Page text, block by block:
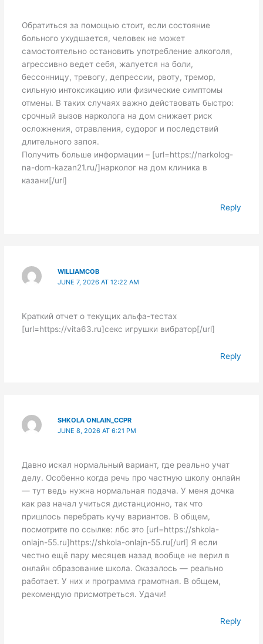
Обратиться за помощью стоит, если состояние
больного ухудшается, человек не может
самостоятельно остановить употребление алкоголя,
агрессивно ведет себя, жалуется на боли,
бессонницу, тревогу, депрессии, рвоту, тремор,
сильную интоксикацию или физические симптомы
отмены. В таких случаях важно действовать быстро:
срочный вызов нарколога на дом снижает риск
осложнения, отравления, судорог и последствий
длительного запоя.
Получить больше информации – [url=https://narkolog-
na-dom-kazan21.ru/]нарколог на дом клиника в
казани[/url]
Reply
WILLIAMCOB
JUNE 7, 2026 AT 12:22 AM
Краткий отчет о текущих альфа-тестах
[url=https://vita63.ru]секс игрушки вибратор[/url]
Reply
SHKOLA ONLAIN_CCPR
JUNE 8, 2026 AT 6:21 PM
Давно искал нормальный вариант, где реально учат
делу. Особенно когда речь про частную школу онлайн
— тут ведь нужна нормальная подача. У меня дочка
как раз начал учиться дистанционно, так что
пришлось перебрать кучу вариантов. В общем,
посмотрите по ссылке: лбс это [url=https://shkola-
onlajn-55.ru]https://shkola-onlajn-55.ru[/url] Я если
честно ещё пару месяцев назад вообще не верил в
онлайн образование школа. Оказалось — реально
работает. У них и программа грамотная. В общем,
рекомендую присмотреться. Удачи!
Reply